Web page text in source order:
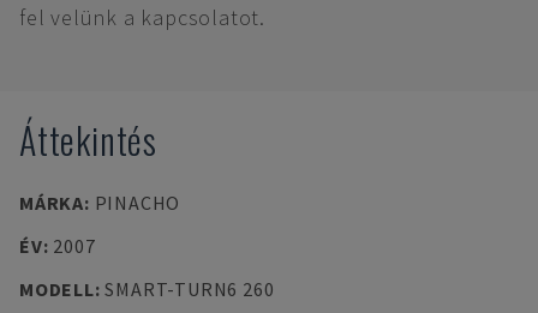
fel velünk a kapcsolatot.
Áttekintés
MÁRKA: PINACHO
ÉV: 2007
MODELL:SMART-TURN6 260